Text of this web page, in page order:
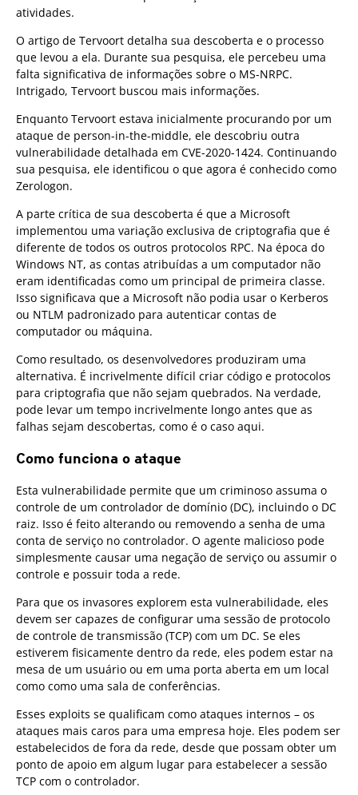
atividades.
O artigo de Tervoort detalha sua descoberta e o processo
que levou a ela. Durante sua pesquisa, ele percebeu uma
falta significativa de informações sobre o MS-NRPC.
Intrigado, Tervoort buscou mais informações.
Enquanto Tervoort estava inicialmente procurando por um
ataque de person-in-the-middle, ele descobriu outra
vulnerabilidade detalhada em CVE-2020-1424. Continuando
sua pesquisa, ele identificou o que agora é conhecido como
Zerologon.
A parte crítica de sua descoberta é que a Microsoft
implementou uma variação exclusiva de criptografia que é
diferente de todos os outros protocolos RPC. Na época do
Windows NT, as contas atribuídas a um computador não
eram identificadas como um principal de primeira classe.
Isso significava que a Microsoft não podia usar o Kerberos
ou NTLM padronizado para autenticar contas de
computador ou máquina.
Como resultado, os desenvolvedores produziram uma
alternativa. É incrivelmente difícil criar código e protocolos
para criptografia que não sejam quebrados. Na verdade,
pode levar um tempo incrivelmente longo antes que as
falhas sejam descobertas, como é o caso aqui.
Como funciona o ataque
Esta vulnerabilidade permite que um criminoso assuma o
controle de um controlador de domínio (DC), incluindo o DC
raiz. Isso é feito alterando ou removendo a senha de uma
conta de serviço no controlador. O agente malicioso pode
simplesmente causar uma negação de serviço ou assumir o
controle e possuir toda a rede.
Para que os invasores explorem esta vulnerabilidade, eles
devem ser capazes de configurar uma sessão de protocolo
de controle de transmissão (TCP) com um DC. Se eles
estiverem fisicamente dentro da rede, eles podem estar na
mesa de um usuário ou em uma porta aberta em um local
como como uma sala de conferências.
Esses exploits se qualificam como ataques internos – os
ataques mais caros para uma empresa hoje. Eles podem ser
estabelecidos de fora da rede, desde que possam obter um
ponto de apoio em algum lugar para estabelecer a sessão
TCP com o controlador.